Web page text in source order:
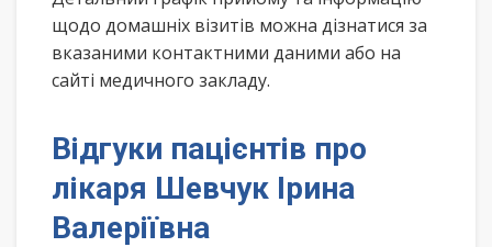
щодо домашніх візитів можна дізнатися за
вказаними контактними даними або на
сайті медичного закладу.
Відгуки пацієнтів про
лікаря Шевчук Ірина
Валеріївна